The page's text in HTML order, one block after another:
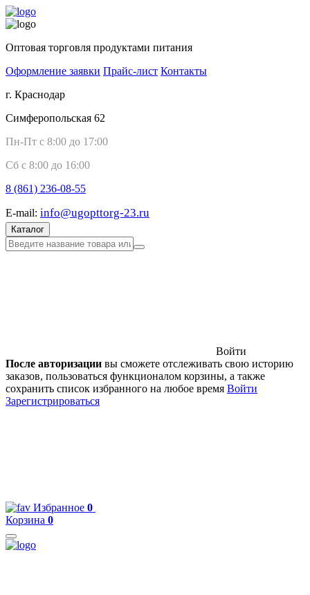
Оптовая торговля продуктами питания
Оформление заявки Прайс-лист Контакты
г. Краснодар
Симферопольская 62
Пн-Пт с 8:00 до 17:00
Сб с 8:00 до 16:00
8 (861) 236-08-55
E-mail: info@ugopttorg-23.ru
Каталог
Войти
После авторизации вы сможете отслеживать свою историю
заказов, пользоваться функционалом корзины, а также
сохранить список избранного на любое время Войти
Зарегистрироваться
Избранное 0
Корзина 0